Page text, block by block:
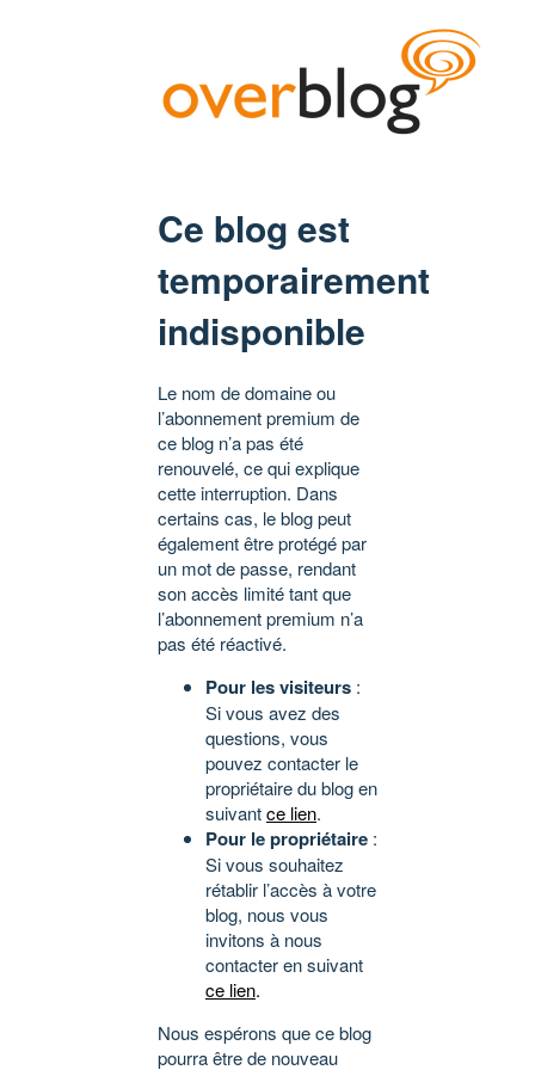
Ce blog est
temporairement
indisponible
Le nom de domaine ou
l’abonnement premium de
ce blog n’a pas été
renouvelé, ce qui explique
cette interruption. Dans
certains cas, le blog peut
également être protégé par
un mot de passe, rendant
son accès limité tant que
l’abonnement premium n’a
pas été réactivé.
Pour les visiteurs :
Si vous avez des
questions, vous
pouvez contacter le
propriétaire du blog en
suivantce lien.
Pour le propriétaire :
Si vous souhaitez
rétablir l’accès à votre
blog, nous vous
invitons à nous
contacter en suivant
ce lien.
Nous espérons que ce blog
pourra être de nouveau